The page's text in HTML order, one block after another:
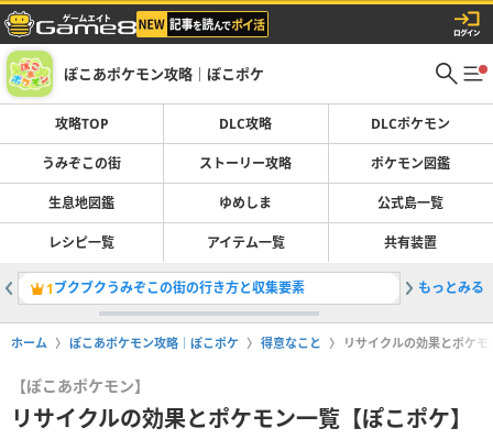
ぽこあポケモン攻略｜ぽこポケ
攻略TOP DLC攻略 DLCポケモン
うみぞこの街 ストーリー攻略 ポケモン図鑑
生息地図鑑 ゆめしま 公式島一覧
レシピ一覧 アイテム一覧 共有装置
1ブクブクうみぞこの街の行き方と収集要素 2ポケモ
もっとみる
ホーム ぽこあポケモン攻略｜ぽこポケ 得意なこと リサイクルの効果とポケ
【ぽこあポケモン】
リサイクルの効果とポケモン一覧【ぽこポケ】